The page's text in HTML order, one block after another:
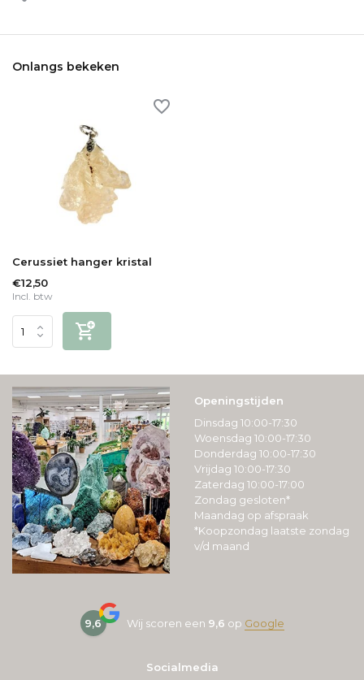
Onlangs bekeken
Cerussiet hanger kristal
€12,50
Incl. btw
Openingstijden
Dinsdag 10:00-17:30
Woensdag 10:00-17:30
Donderdag 10:00-17:30
Vrijdag 10:00-17:30
Zaterdag 10:00-17:00
Zondag gesloten*
Maandag op afspraak
*Koopzondag laatste zondag
v/d maand
9,6 Wij scoren een 9,6 op Google
Socialmedia